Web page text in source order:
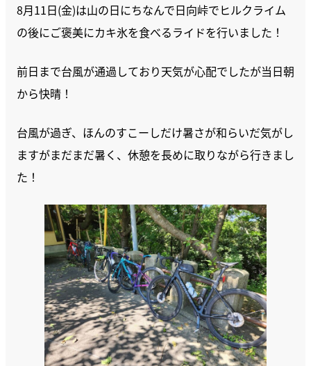
8月11日(金)は山の日にちなんで日向峠でヒルクライム
の後にご褒美にカキ氷を食べるライドを行いました！
前日まで台風が通過しており天気が心配でしたが当日朝
から快晴！
台風が過ぎ、ほんのすこーしだけ暑さが和らいだ気がし
ますがまだまだ暑く、休憩を長めに取りながら行きまし
た！